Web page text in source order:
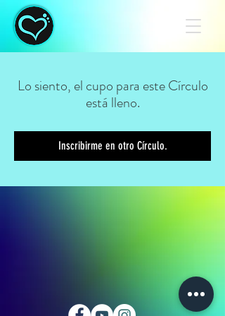
Lo siento, el cupo para este Círculo
está lleno.
Inscribirme en otro Círculo.